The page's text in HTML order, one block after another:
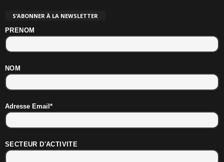
S’ABONNER À LA NEWSLETTER
PRENOM
NOM
Adresse Email*
SECTEUR D'ACTIVITE